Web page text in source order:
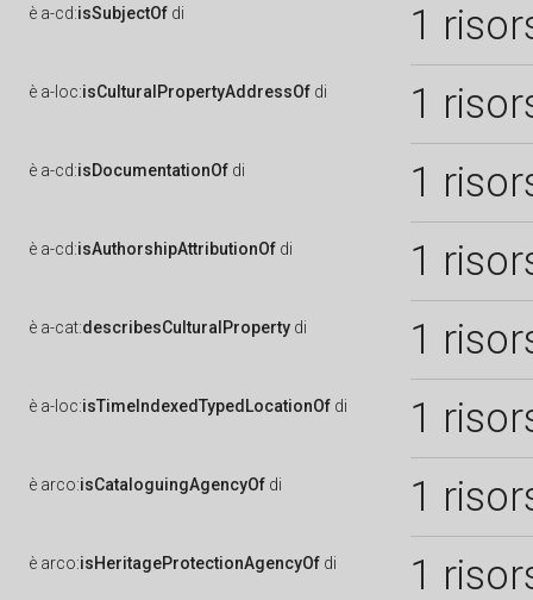
è a-cd:isSubjectOf di 1
è a-loc:isCulturalPropertyAddressOf di 1
è a-cd:isDocumentationOf di 1
è a-cd:isAuthorshipAttributionOf di 1
è a-cat:describesCulturalProperty di 1
è a-loc:isTimeIndexedTypedLocationOf di 1
è arco:isCataloguingAgencyOf di 1
è arco:isHeritageProtectionAgencyOf di 1